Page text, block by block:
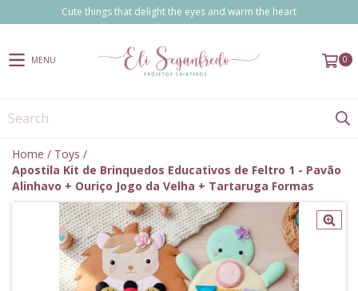
Cute things that delight the eyes and warm the heart
MENU 0
Home / Toys /
Apostila Kit de Brinquedos Educativos de Feltro 1 - Pavão
Alinhavo + Ouriço Jogo da Velha + Tartaruga Formas